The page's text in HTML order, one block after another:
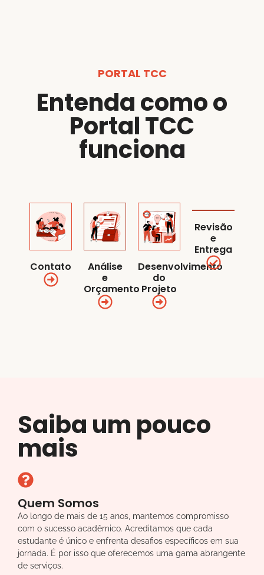
PORTAL TCC
Entenda como o
Portal TCC
funciona
Contato
Análise
e
Orçamento
Desenvolvimento
do
Projeto
Revisão
e
Entrega
Saiba um pouco
mais
Quem Somos
Ao longo de mais de 15 anos, mantemos compromisso
com o sucesso acadêmico. Acreditamos que cada
estudante é único e enfrenta desafios específicos em sua
jornada. É por isso que oferecemos uma gama abrangente
de serviços.